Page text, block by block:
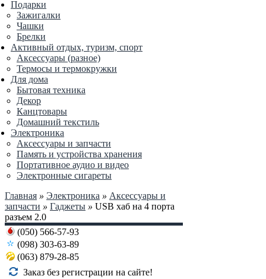
Подарки
Зажигалки
Чашки
Брелки
Активный отдых, туризм, спорт
Аксессуары (разное)
Термосы и термокружки
Для дома
Бытовая техника
Декор
Канцтовары
Домашний текстиль
Электроника
Аксессуары и запчасти
Память и устройства хранения
Портативное аудио и видео
Электронные сигареты
Главная » Электроника » Аксессуары и
запчасти » Гаджеты » USB хаб на 4 порта
разъем 2.0
(050) 566-57-93
(098) 303-63-89
(063) 879-28-85
Заказ без регистрации на сайте!